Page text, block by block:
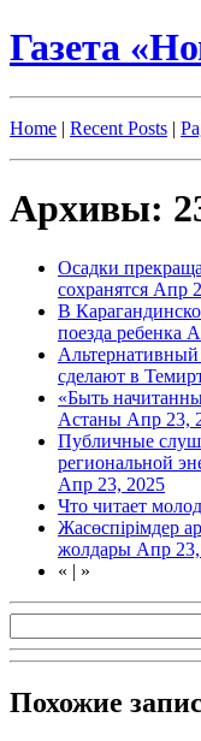
Газета
Home | Recent Posts |
Архивы:
Осадки
сохранятся Апр
В
поезда ребенка
Альтернативный
сделают в
«Быть
Астаны Апр 23,
Публичные
региональной
Апр 23, 2025
Что читает
Жасөспірімдер
жолдары Апр
« | »
Похожие